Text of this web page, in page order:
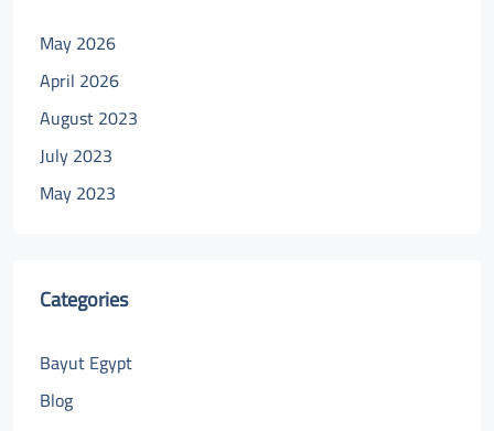
May 2026
April 2026
August 2023
July 2023
May 2023
Categories
Bayut Egypt
Blog